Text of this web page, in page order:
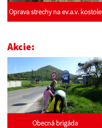
Oprava strechy na ev.a.v. kostole
Akcie:
Obecná brigáda